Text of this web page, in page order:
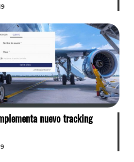
nuevo tracking